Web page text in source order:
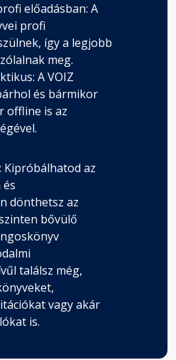
előadásban: A
profi
így a legjobb
meg.
A VOIZ
és bármikor
offline is az
Kipróbálhatod az
dönthetsz az
bővülő
találsz még,
vagy akár
is.